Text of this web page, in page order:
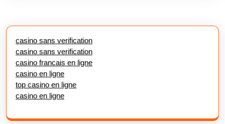
casino sans verification
casino sans verification
casino francais en ligne
casino en ligne
top casino en ligne
casino en ligne